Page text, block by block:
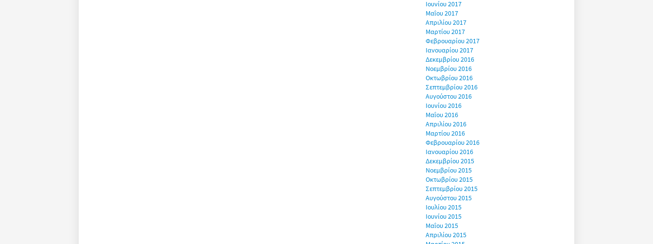
Ιουνίου 2017
Μαΐου 2017
Απριλίου 2017
Μαρτίου 2017
Φεβρουαρίου 2017
Ιανουαρίου 2017
Δεκεμβρίου 2016
Νοεμβρίου 2016
Οκτωβρίου 2016
Σεπτεμβρίου 2016
Αυγούστου 2016
Ιουνίου 2016
Μαΐου 2016
Απριλίου 2016
Μαρτίου 2016
Φεβρουαρίου 2016
Ιανουαρίου 2016
Δεκεμβρίου 2015
Νοεμβρίου 2015
Οκτωβρίου 2015
Σεπτεμβρίου 2015
Αυγούστου 2015
Ιουλίου 2015
Ιουνίου 2015
Μαΐου 2015
Απριλίου 2015